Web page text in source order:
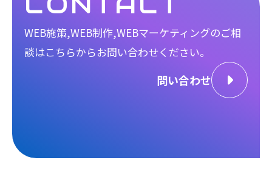
WEB施策,WEB制作,WEBマーケティングのご相
談はこちらからお問い合わせください。
問い合わせ